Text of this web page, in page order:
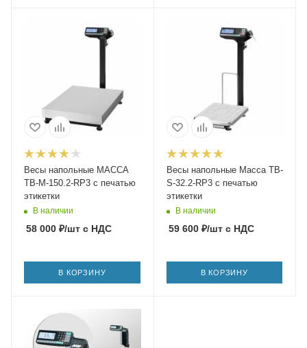
Весы напольные МАССА
ТВ-M-150.2-RP3 с печатью
этикетки
В наличии
58 000 ₽/шт с НДС
В КОРЗИНУ
Весы напольные Масса TB-
S-32.2-RP3 с печатью
этикетки
В наличии
59 600₽/штс НДС
В КОРЗИНУ